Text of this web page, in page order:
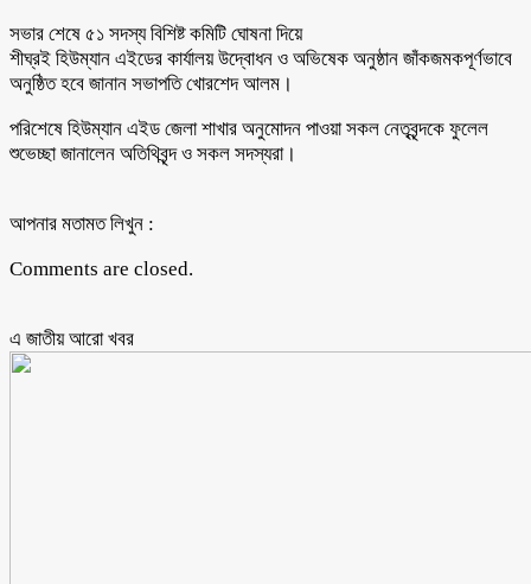
সভার শেষে ৫১ সদস্য বিশিষ্ট কমিটি ঘোষনা দিয়ে
শীঘ্রই হিউম্যান এইডের কার্যালয় উদ্বোধন ও অভিষেক অনুষ্ঠান জাঁকজমকপূর্ণভাবে
অনুষ্ঠিত হবে জানান সভাপতি খোরশেদ আলম।
পরিশেষে হিউম্যান এইড জেলা শাখার অনুমোদন পাওয়া সকল নেতৃবৃন্দকে ফুলেল
শুভেচ্ছা জানালেন অতিথিবৃন্দ ও সকল সদস্যরা।
আপনার মতামত লিখুন :
Comments are closed.
এ জাতীয় আরো ‍খবর